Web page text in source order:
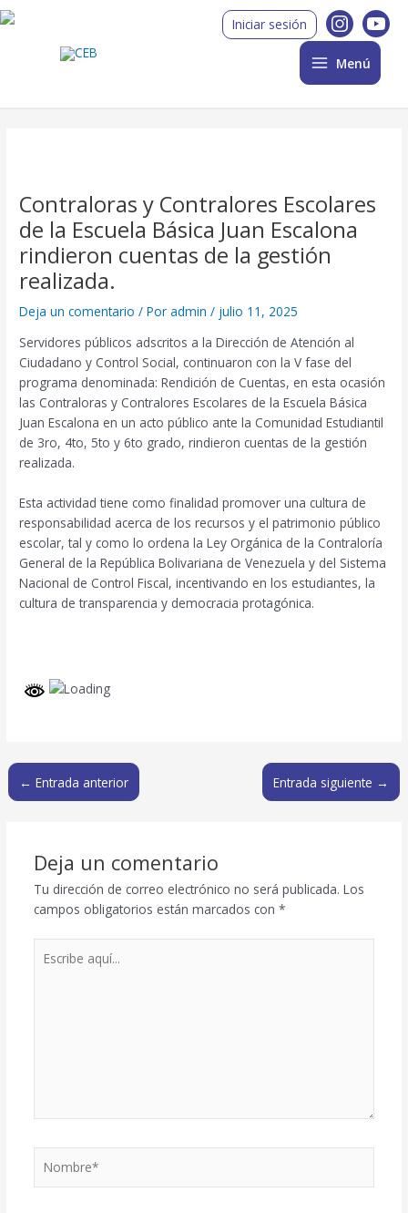
Ir
al
Main
MenuMenú
Iniciar sesión
Contraloras y Contralores Escolares
de la Escuela Básica Juan Escalona
rindieron cuentas de la gestión
realizada.
Deja un comentario / Poradmin/ julio 11, 2025
Servidores públicos adscritos a la Dirección de Atención al
Ciudadano y Control Social, continuaron con la V fase del
programa denominada: Rendición de Cuentas, en esta ocasión
las Contraloras y Contralores Escolares de la Escuela Básica
Juan Escalona en un acto público ante la Comunidad Estudiantil
de 3ro, 4to, 5to y 6to grado, rindieron cuentas de la gestión
realizada.
Esta actividad tiene como finalidad promover una cultura de
responsabilidad acerca de los recursos y el patrimonio público
escolar, tal y como lo ordena la Ley Orgánica de la Contraloría
General de la República Bolivariana de Venezuela y del Sistema
Nacional de Control Fiscal, incentivando en los estudiantes, la
cultura de transparencia y democracia protagónica.
Post
navigation
← Entrada anterior Entrada siguiente →
Deja un comentario
Tu dirección de correo electrónico no será publicada. Los
campos obligatorios están marcados con *
aquí...